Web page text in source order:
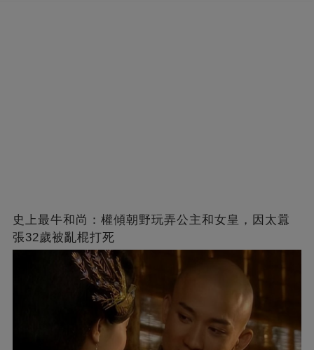
史上最牛和尚：權傾朝野玩弄公主和女皇，因太囂
張32歲被亂棍打死